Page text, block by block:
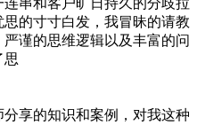
串和客户旷日持久的分歧拉
的寸寸白发，我冒昧的请教
谨的思维逻辑以及丰富的问
思
享的知识和案例，对我这种